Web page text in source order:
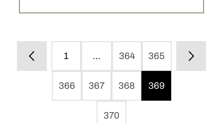
1 … 364 365
366 367 368 369
370